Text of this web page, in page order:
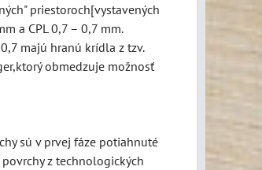
priestoroch[vystavených
a CPL 0,7 – 0,7 mm.
majú hranú krídla z tzv.
obmedzuje možnosť
sú v prvej fáze potiahnuté
z technologických